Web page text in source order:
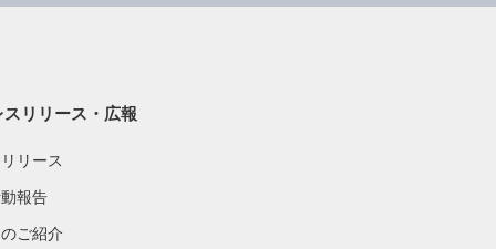
スリリース・広報
リース
報告
ご紹介